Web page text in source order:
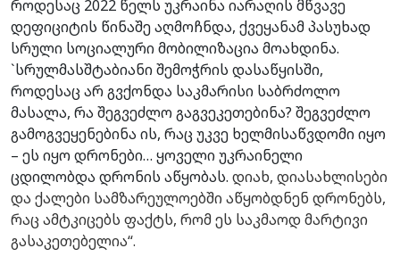
როდესაც 2022 წელს უკრაინა იარაღის მწვავე
დეფიციტის წინაშე აღმოჩნდა, ქვეყანამ პასუხად
სრული სოციალური მობილიზაცია მოახდინა.
`სრულმასშტაბიანი შემოჭრის დასაწყისში,
როდესაც არ გვქონდა საკმარისი საბრძოლო
მასალა, რა შეგვეძლო გაგვეკეთებინა? შეგვეძლო
გამოგვეყენებინა ის, რაც უკვე ხელმისაწვდომი იყო
– ეს იყო დრონები… ყოველი უკრაინელი
ცდილობდა დრონის აწყობას. დიახ, დიასახლისები
და ქალები სამზარეულოებში აწყობდნენ დრონებს,
რაც ამტკიცებს ფაქტს, რომ ეს საკმაოდ მარტივი
გასაკეთებელია“.